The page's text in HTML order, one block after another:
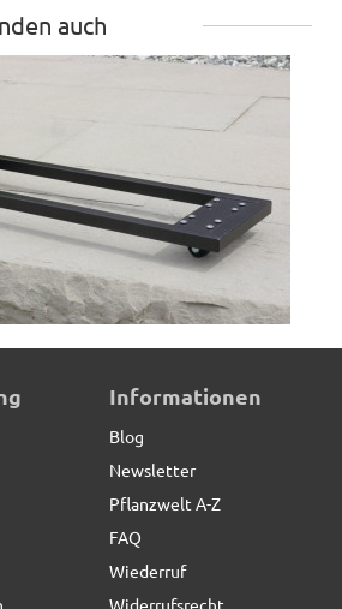
auch
für Pflanztröge, schwarz
65,50 € *
Informationen
Blog
Newsletter
Pflanzwelt A-Z
FAQ
Wiederruf
Widerrufsrecht